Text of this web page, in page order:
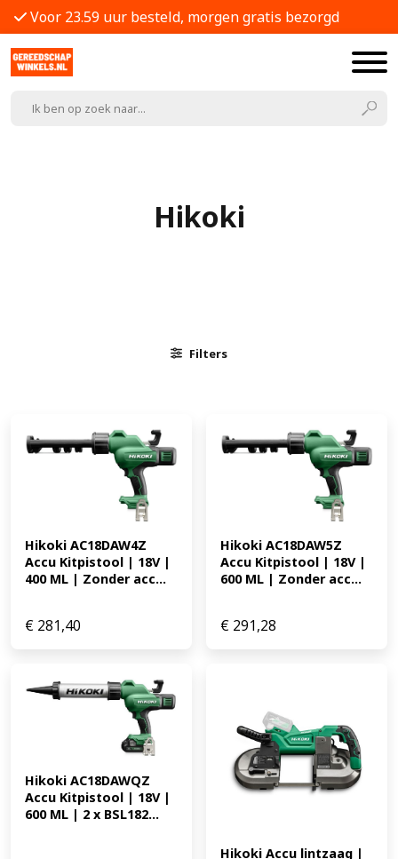
Voor 23.59 uur besteld, morgen gratis bezorgd
Hikoki
Filters
Hikoki AC18DAW4Z
Accu Kitpistool | 18V |
400 ML | Zonder acc...
€ 281,40
Hikoki AC18DAW5Z
Accu Kitpistool | 18V |
600 ML | Zonder acc...
€ 291,28
Hikoki AC18DAWQZ
Accu Kitpistool | 18V |
600 ML | 2 x BSL182...
Hikoki Accu lintzaag |